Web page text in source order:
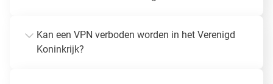
Kan een VPN verboden worden in het Verenigd
Koninkrijk?